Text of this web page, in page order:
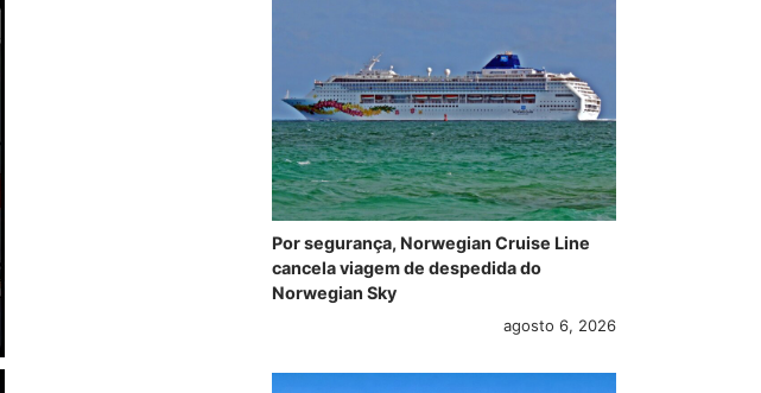
Por segurança, Norwegian Cruise Line
cancela viagem de despedida do
Norwegian Sky
agosto 6, 2026